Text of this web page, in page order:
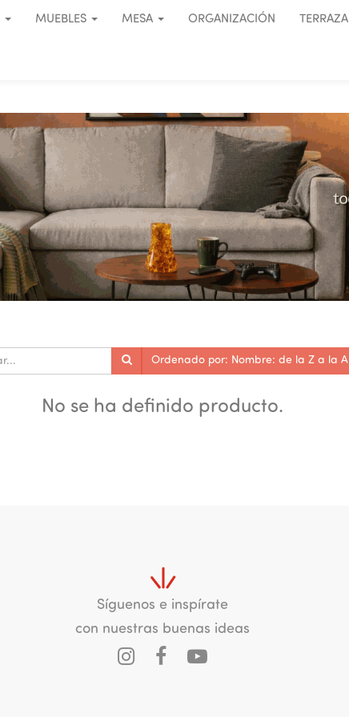
MUEBLES MESA ORGANIZACIÓN TERRAZA
Ordenado por: Nombre: de la Z a la A
No se ha definido producto.
Síguenos e inspírate
con nuestras buenas ideas